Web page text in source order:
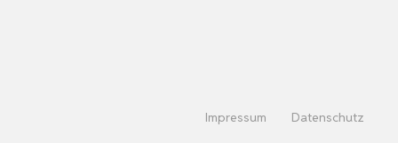
Impressum Datenschutz